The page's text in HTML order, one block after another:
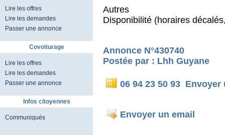
Lire les offres
Lire les demandes
Passer une annonce
Covoiturage
Lire les offres
Lire les demandes
Passer une annonce
Infos citoyennes
Communiqués
Autres
Disponibilité (horaires
Annonce N°430740
Postée par : Lhh Guyane
06 94 23 50 93 Envoyer
Envoyer un email